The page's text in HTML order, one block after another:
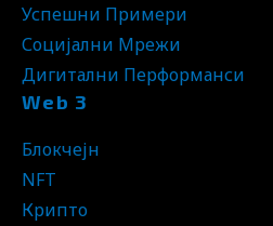
Успешни Примери
Социјални Мрежи
Дигитални Перформанси
Web 3
Блокчејн
NFT
Крипто